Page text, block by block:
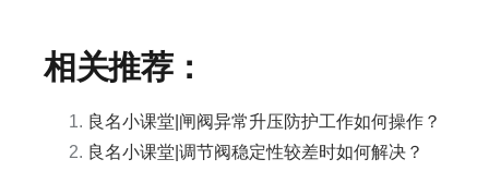
相关推荐：
良名小课堂|闸阀异常升压防护工作如何操作？
良名小课堂|调节阀稳定性较差时如何解决？